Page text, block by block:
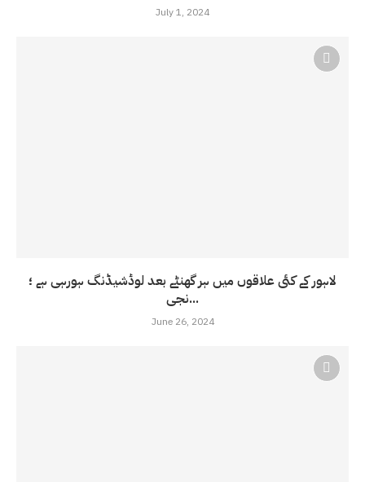
July 1, 2024
لاہور کے کئی علاقوں میں ہر گھنٹے بعد لوڈشیڈنگ ہورہی ہے ؛
نجی...
June 26, 2024